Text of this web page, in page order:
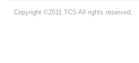
Copyright ©2011 TCS All rights reserved.